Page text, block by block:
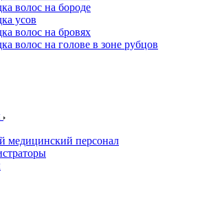
волос на бороде
усов
волос на бровях
волос на голове в зоне рубцов
медицинский персонал